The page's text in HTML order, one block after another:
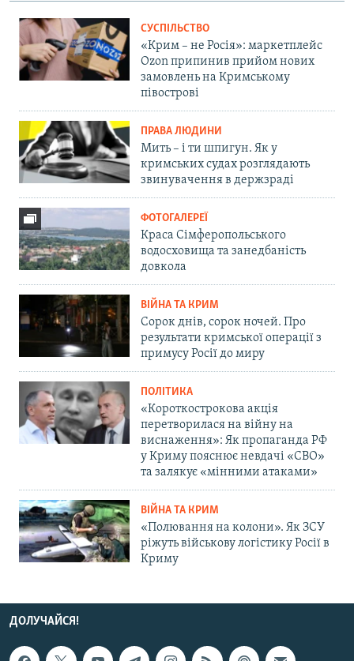
СУСПІЛЬСТВО
«Крим – не Росія»: маркетплейс
Ozon припинив прийом нових
замовлень на Кримському
півострові
ПРАВА ЛЮДИНИ
Мить – і ти шпигун. Як у
кримських судах розглядають
звинувачення в держзраді
ФОТОГАЛЕРЕЇ
Краса Сімферопольського
водосховища та занедбаність
довкола
ВІЙНА ТА КРИМ
Сорок днів, сорок ночей. Про
результати кримської операції з
примусу Росії до миру
ПОЛІТИКА
«Короткострокова акція
перетворилася на війну на
виснаження»: Як пропаганда РФ
у Криму пояснює невдачі «СВО»
та залякує «мінними атаками»
ВІЙНА ТА КРИМ
«Полювання на колони». Як ЗСУ
ріжуть військову логістику Росії в
Криму
ДОЛУЧАЙСЯ!